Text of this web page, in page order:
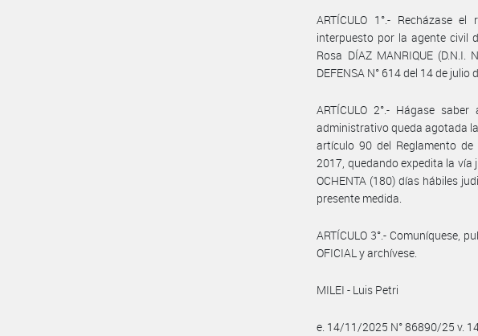
ARTÍCULO 1°.- Recházase
interpuesto por la agente civil
Rosa DÍAZ MANRIQUE (D.N.I.
DEFENSA N° 614 del 14 de julio
ARTÍCULO 2°.- Hágase
administrativo queda agotada
artículo 90 del Reglamento de
2017, quedando expedita la vía
OCHENTA (180) días hábiles
presente medida.
ARTÍCULO 3°.- Comuníquese,
OFICIAL y archívese.
MILEI - Luis Petri
e. 14/11/2025 N° 86890/25 v.